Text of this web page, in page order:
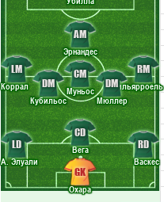
Охара
А. Элуали
Вега
Васкес
Коррал
Кубильос
Мюллер
Муньос
Эрнандес
Вильярроель
GK
LD
CD
RD
LM
DM
DM
CM
AM
RM